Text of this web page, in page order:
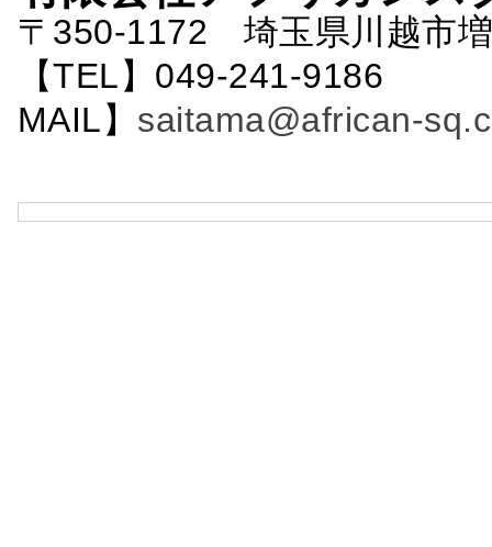
〒350-1172 埼玉県川越市
【TEL】049-241-
MAIL】 saitama@african-